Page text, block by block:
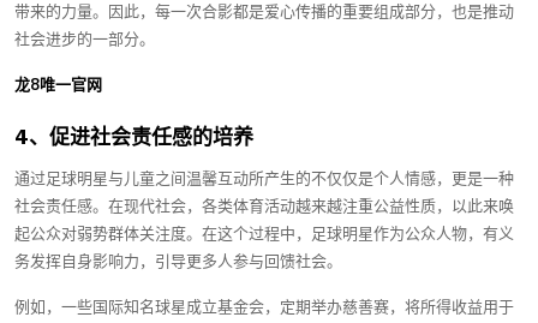
带来的力量。因此，每一次合影都是爱心传播的重要组成部分，也是推动
社会进步的一部分。
龙8唯一官网
4、促进社会责任感的培养
通过足球明星与儿童之间温馨互动所产生的不仅仅是个人情感，更是一种
社会责任感。在现代社会，各类体育活动越来越注重公益性质，以此来唤
起公众对弱势群体关注度。在这个过程中，足球明星作为公众人物，有义
务发挥自身影响力，引导更多人参与回馈社会。
例如，一些国际知名球星成立基金会，定期举办慈善赛，将所得收益用于